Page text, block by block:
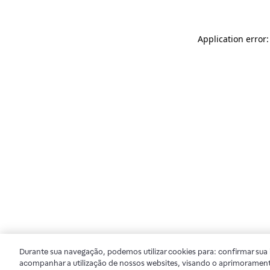
Application
Durante sua navegação, podemos utilizar cookies para: confirmar
acompanhar a utilização de nossos websites, visando o